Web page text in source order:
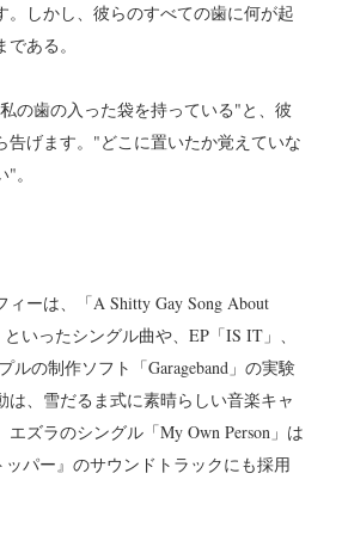
。しかし、彼らのすべての歯に何が起
ある。
の歯の入った袋を持っている"と、彼
告げます。"どこに置いたか覚えていな
。
ーは、「A Shitty Gay Song About
といったシングル曲や、EP「IS IT」、
ルの制作ソフト「Garageband」の実験
は、雪だるま式に素晴らしい音楽キャ
エズラのシングル「My Own Person」は
パー』のサウンドトラックにも採用